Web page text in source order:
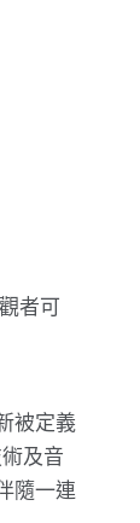
者可
被定義
及音
隨一連